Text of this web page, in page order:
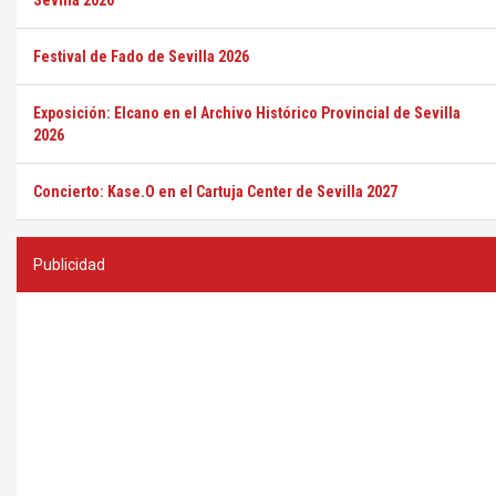
Festival de Fado de Sevilla 2026
Exposición: Elcano en el Archivo Histórico Provincial de Sevilla
2026
Concierto: Kase.O en el Cartuja Center de Sevilla 2027
Publicidad